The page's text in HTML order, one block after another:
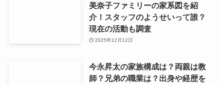
美奈子ファミリーの家系図を紹
介！スタッフのようせいって誰？
現在の活動も調査
2025年12月12日
今永昇太の家族構成は？両親は教
師？兄弟の職業は？出身や経歴を